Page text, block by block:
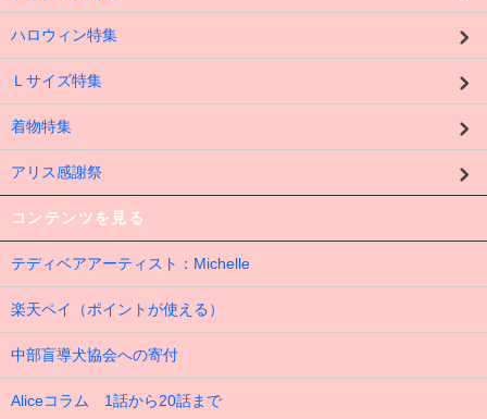
ハロウィン特集
Ｌサイズ特集
着物特集
アリス感謝祭
コンテンツを見る
テディベアアーティスト：Michelle
楽天ペイ（ポイントが使える）
中部盲導犬協会への寄付
Aliceコラム 1話から20話まで